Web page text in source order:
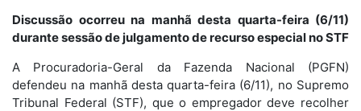
Discussão ocorreu na manhã desta quarta-feira (6/11)
durante sessão de julgamento de recurso especial no STF
A Procuradoria-Geral da Fazenda Nacional (PGFN)
defendeu na manhã desta quarta-feira (6/11), no Supremo
Tribunal Federal (STF), que o empregador deve recolher